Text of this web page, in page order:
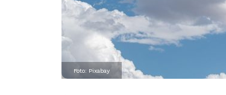
Foto: Pixabay